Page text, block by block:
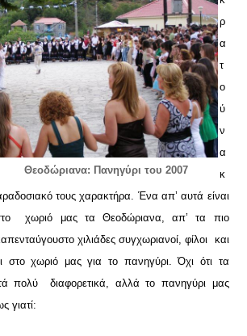
Θεοδώριανα: Πανηγύρι του 2007
ρ
α
τ
ο
ύ
ν
α
κ
τους χαρακτήρα. Ένα απ’ αυτά είναι
χωριό μας τα Θεοδώριανα, απ’ τα πιο
χιλιάδες συγχωριανοί, φίλοι και
στο χωριό μας για το πανηγύρι. Όχι ότι τα
πολύ διαφορετικά, αλλά το πανηγύρι μας
γιατί: